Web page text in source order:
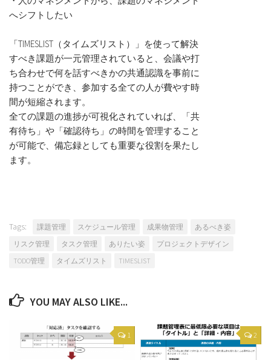
へシフトしたい
「TIMESLIST（タイムズリスト）」を使って解決
すべき課題が一元管理されていると、会議や打
ち合わせで何を話すべきかの共通認識を事前に
持つことができ、参加する全ての人が費やす時
間が短縮されます。
全ての課題の進捗が可視化されていれば、「共
有待ち」や「確認待ち」の時間を管理すること
が可能で、備忘録としても重要な役割を果たし
ます。
Tags: 課題管理 スケジュール管理 成果物管理
あるべき姿
リスク管理
タスク管理 ありたい姿
プロジェクトデザイン
TODO管理
タイムズリスト TIMESLIST
YOU MAY ALSO LIKE...
1 2